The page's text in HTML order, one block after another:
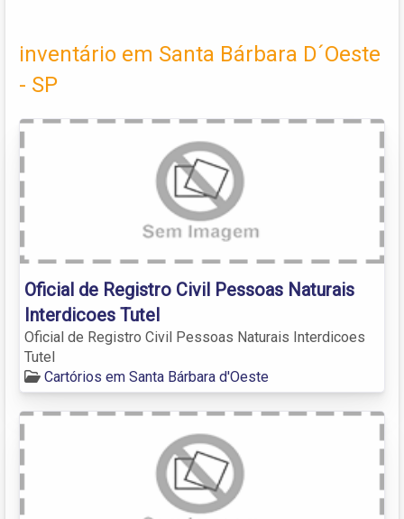
inventário em Santa Bárbara D´Oeste
- SP
Oficial de Registro Civil Pessoas Naturais
Interdicoes Tutel
Oficial de Registro Civil Pessoas Naturais Interdicoes
Tutel
Cartórios em Santa Bárbara d'Oeste